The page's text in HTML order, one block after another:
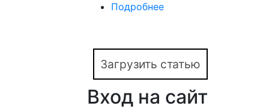
Подробнее
Загрузить статью
Вход на сайт